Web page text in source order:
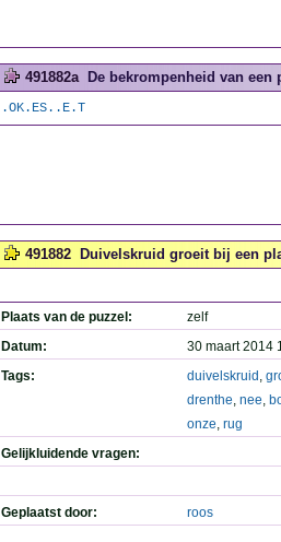
491882a De bekrompenheid van een
.OK.ES..E.T
491882 Duivelskruid groeit bij een
Plaats van de puzzel:
zelf
Datum:
30 maart 2014
Tags:
duivelskruid ,
drenthe, nee,
onze, rug
Gelijkluidende vragen:
Geplaatst door: roos